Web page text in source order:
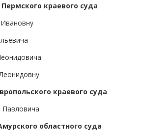
краевого суда
краевого суда
Павловича
областного суда